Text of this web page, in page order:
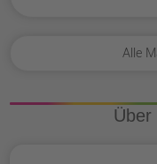
Alle
Über